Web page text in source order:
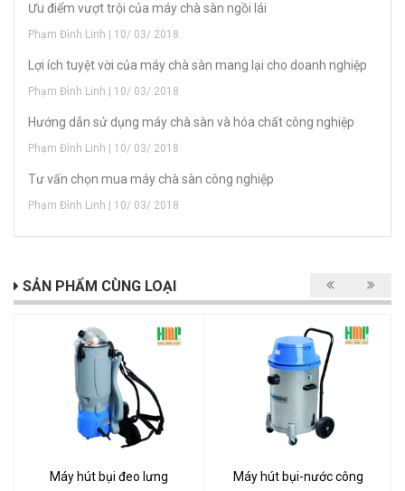
Ưu điểm vượt trội của máy chà sàn ngồi lái
Phạm Đình Linh | 10/ 03/ 2018
Lợi ích tuyệt vời của máy chà sàn mang lại cho doanh nghiệp
Phạm Đình Linh | 10/ 03/ 2018
Hướng dẫn sử dụng máy chà sàn và hóa chất công nghiệp
Phạm Đình Linh | 10/ 03/ 2018
Tư vấn chọn mua máy chà sàn công nghiệp
Phạm Đình Linh | 10/ 03/ 2018
SẢN PHẨM CÙNG LOẠI
Máy hút bụi đeo lưng
Máy hút bụi-nước công